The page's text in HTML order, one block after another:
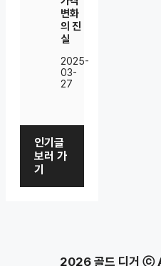
변화
의 진
실
2025-
03-
27
인기글
보러 가
기
2026 골드 디거